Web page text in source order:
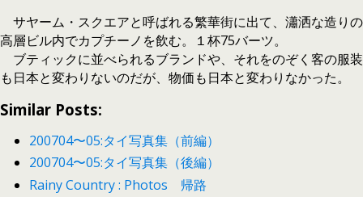
サヤーム・スクエアと呼ばれる繁華街に出て、瀟洒な造りの
高層ビル内でカプチーノを飲む。１杯75バーツ。
ブティックに並べられるブランドや、それをのぞく客の服装
も日本と変わりないのだが、物価も日本と変わりなかった。
Similar Posts:
200704〜05:タイ写真集（前編）
200704〜05:タイ写真集（後編）
Rainy Country : Photos 帰路